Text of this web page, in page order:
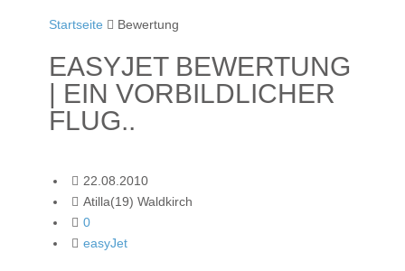
Startseite Bewertung
EASYJET BEWERTUNG
| EIN VORBILDLICHER
FLUG..
22.08.2010
Atilla(19) Waldkirch
0
easyJet